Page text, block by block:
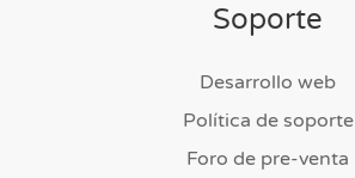
Soporte
Desarrollo web
Política de soporte
Foro de pre-venta